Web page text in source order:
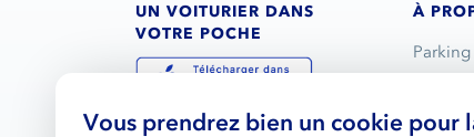
UN VOITURIER DANS
VOTRE POCHE
À
Vous prendrez bien un cookie pour